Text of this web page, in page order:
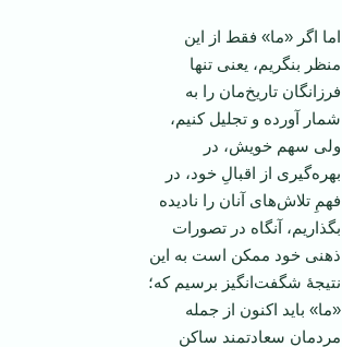
اما اگر «ما» فقط از این
منظر بنگریم، یعنی تنها
فرزانگان تاریخ‌مان را به
شمار آورده و تجلیل کنیم،
ولی سهم خویش، در
بهره‌گیری از اقبالِ خود، در
فهمِ تلاش‌های آنان را نادیده
بگذاریم، آنگاه در تصورات
ذهنی خود ممکن است به این
نتیجۀ شگفت‌انگیز برسیم که؛
«ما» باید اکنون از جمله
مردمان سعادتمند ساکن